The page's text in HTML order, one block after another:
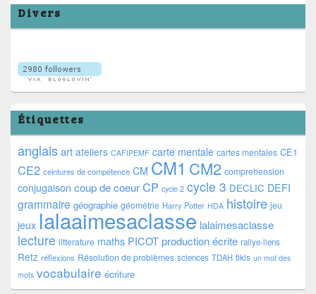
Divers
Étiquettes
anglaisart ateliers CAFIPEMF carte mentale cartes mentales CE1
CE2 ceintures de compétence CM CM1 CM2 comprehension
conjugaison coup de coeurCP cycle 2 cycle 3 DECLIC DEFI
grammaire géographie géométrie Harry Potter HDA histoire jeu
jeux lalaaimesaclasse lalaimesaclasse
lecture litterature maths PICOTproduction écrite rallye-liens
Retz réflexions Résolution de problèmes sciences TDAH tikis un mot des
mots vocabulaire écriture